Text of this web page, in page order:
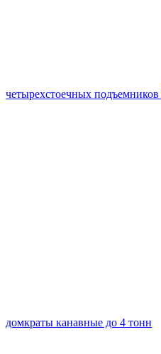
четырехстоечных подъемников
домкраты канавные до 4 тонн